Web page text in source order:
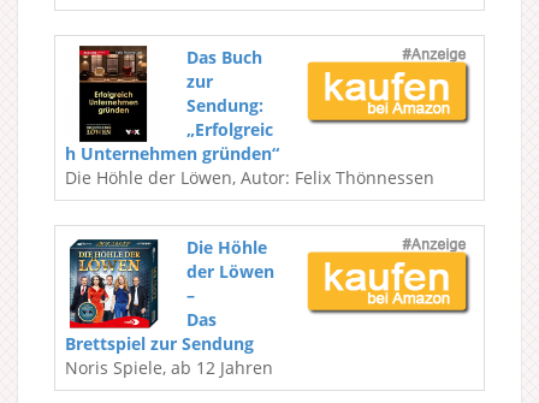
Das Buch
zur
Sendung:
„Erfolgreic
h Unternehmen gründen“
Die Höhle der Löwen, Autor: Felix Thönnessen
Die Höhle
der Löwen
–
Das
Brettspiel zur Sendung
Noris Spiele, ab 12 Jahren